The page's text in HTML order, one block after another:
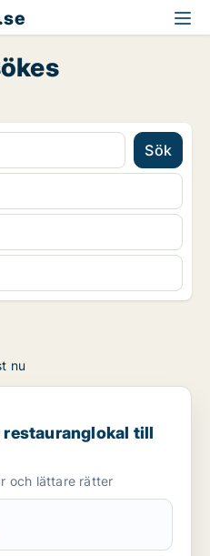
Sök
nu
till salu i Södermalm
till
och lättare rätter